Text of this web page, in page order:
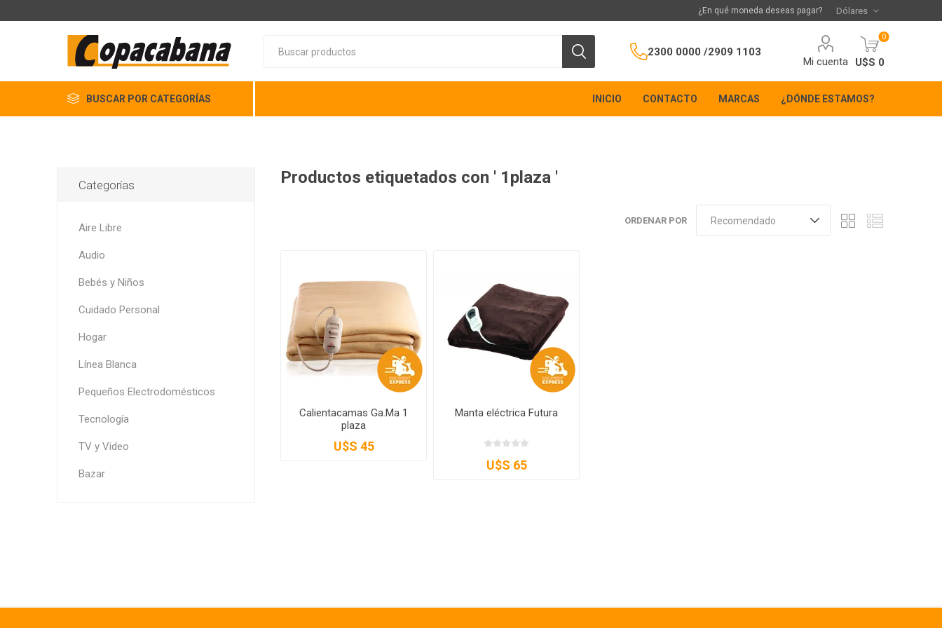
¿En qué moneda deseas pagar?
2300 0000 /2909 1103
Mi cuenta
0
U$S 0
BUSCAR POR CATEGORÍAS INICIO CONTACTO MARCAS ¿DÓNDE ESTAMOS?
Productos etiquetados con ' 1plaza '
ORDENAR POR
Calientacamas Ga.Ma 1
plaza
U$S 45
Manta eléctrica Futura
U$S 65
Categorías
Aire Libre
Audio
Bebés y Niños
Cuidado Personal
Hogar
Línea Blanca
Pequeños Electrodomésticos
Tecnología
TV y Video
Bazar